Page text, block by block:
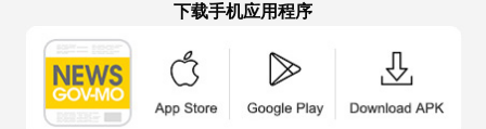
下载手机应用程序